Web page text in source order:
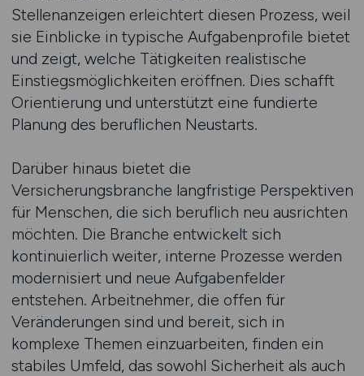
Stellenanzeigen erleichtert diesen Prozess, weil
sie Einblicke in typische Aufgabenprofile bietet
und zeigt, welche Tätigkeiten realistische
Einstiegsmöglichkeiten eröffnen. Dies schafft
Orientierung und unterstützt eine fundierte
Planung des beruflichen Neustarts.
Darüber hinaus bietet die
Versicherungsbranche langfristige Perspektiven
für Menschen, die sich beruflich neu ausrichten
möchten. Die Branche entwickelt sich
kontinuierlich weiter, interne Prozesse werden
modernisiert und neue Aufgabenfelder
entstehen. Arbeitnehmer, die offen für
Veränderungen sind und bereit, sich in
komplexe Themen einzuarbeiten, finden ein
stabiles Umfeld, das sowohl Sicherheit als auch